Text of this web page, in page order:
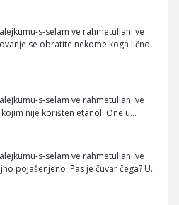
s-selam ve rahmetullahi ve
se obratite nekome koga lično
s-selam ve rahmetullahi ve
nije korišten etanol. One u…
s-selam ve rahmetullahi ve
pojašenjeno. Pas je čuvar čega? U…